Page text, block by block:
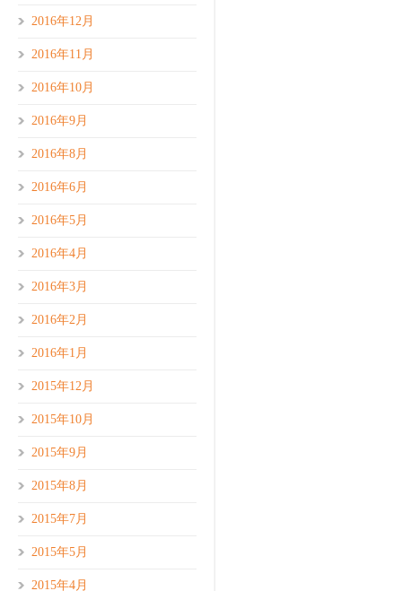
2016年12月
2016年11月
2016年10月
2016年9月
2016年8月
2016年6月
2016年5月
2016年4月
2016年3月
2016年2月
2016年1月
2015年12月
2015年10月
2015年9月
2015年8月
2015年7月
2015年5月
2015年4月